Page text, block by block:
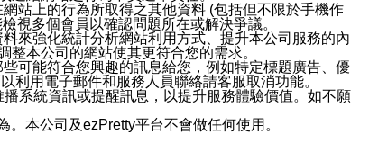
站上的行為所取得之其他資料 (包括但不限於手機作
視多個會員以確認問題所在或解決爭議。
來強化統計分析網站利用方式、提升本公司服務的內
本公司的網站使其更符合您的需求。
可能符合您興趣的訊息給您，例如特定標題廣告、優
利用電子郵件和服務人員聯絡請客服取消功能。
系統資訊或提醒訊息，以提升服務體驗價值。如不願
本公司及ezPretty平台不會做任何使用。